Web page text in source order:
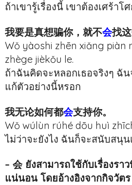
ถ้าเขารู้เรื่องนี้ เขาต้องเศร้าโ
我要是真想骗你，就不会找
Wǒ yàoshi zhēn xiǎng piàn
zhège jièkǒu le.
ถ้าฉันคิดจะหลอกเธอจริงๆ ฉั
แก้ตัวอย่างนี้หรอก
我无论如何都会支持你。
Wǒ wúlùn rúhé dōu huì
ไม่ว่าจะยังไง ฉันก็จะสนับสนุน
– 会 ยังสามารถใช้กับเรื่องร
แน่นอน โดยอ้างอิงจากกิจวัต